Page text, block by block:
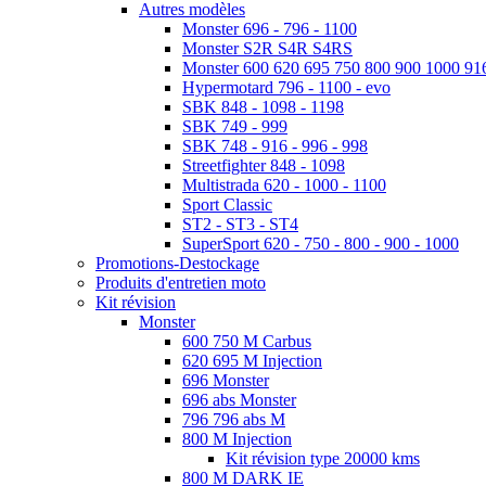
Autres modèles
Monster 696 - 796 - 1100
Monster S2R S4R S4RS
Monster 600 620 695 750 800 900 1000
Hypermotard 796 - 1100 - evo
SBK 848 - 1098 - 1198
SBK 749 - 999
SBK 748 - 916 - 996 - 998
Streetfighter 848 - 1098
Multistrada 620 - 1000 - 1100
Sport Classic
ST2 - ST3 - ST4
SuperSport 620 - 750 - 800 - 900 - 1000
Promotions-Destockage
Produits d'entretien moto
Kit révision
Monster
600 750 M Carbus
620 695 M Injection
696 Monster
696 abs Monster
796 796 abs M
800 M Injection
Kit révision type 20000 kms
800 M DARK IE